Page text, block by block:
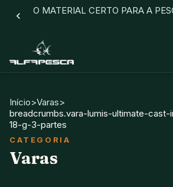
O MATERIAL CERTO PARA A
Início>Varas>
breadcrumbs.vara-lumis-ultimate-
18-g-3-partes
Varas